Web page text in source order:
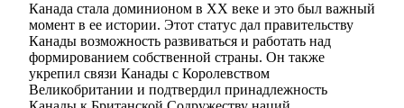
Канада стала доминионом в ХХ веке и это был важный
момент в ее истории. Этот статус дал правительству
Канады возможность развиваться и работать над
формированием собственной страны. Он также
укрепил связи Канады с Королевством
Великобритании и подтвердил принадлежность